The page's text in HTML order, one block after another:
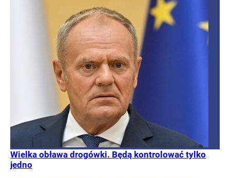
Wielka obława drogówki. Będą kontrolować tylko
jedno